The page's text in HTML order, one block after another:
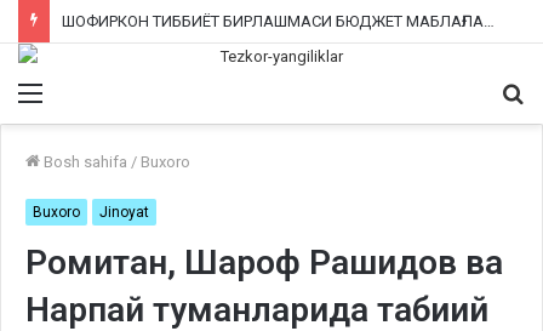
ИНТЕРНЕТ ТАРМОҚЛАРИДА ЁЛҒОН МАЪЛУМОТ ТАРҚАТГАН ФУҚАРОЛАРГА КИМ ЧОРА КЎРАДИ?
Menu
Bosh sahifa / Buxoro
Buxoro Jinoyat
Ромитан, Шароф Рашидов ва
Нарпай туманларида табиий